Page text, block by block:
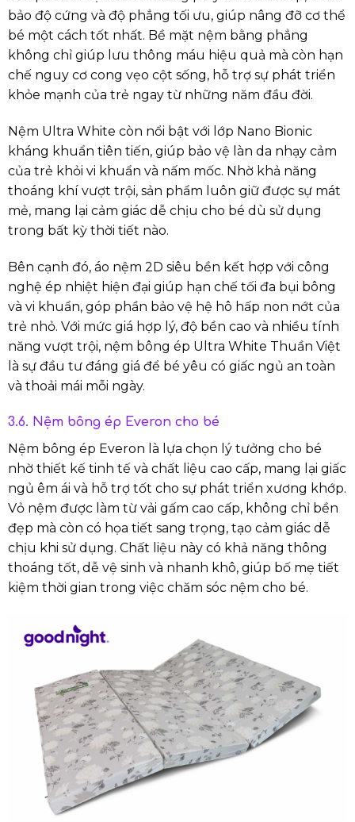
bảo độ cứng và độ phẳng tối ưu, giúp nâng đỡ cơ thể
bé một cách tốt nhất. Bề mặt nệm bằng phẳng
không chỉ giúp lưu thông máu hiệu quả mà còn hạn
chế nguy cơ cong vẹo cột sống, hỗ trợ sự phát triển
khỏe mạnh của trẻ ngay từ những năm đầu đời.
Nệm Ultra White còn nổi bật với lớp Nano Bionic
kháng khuẩn tiên tiến, giúp bảo vệ làn da nhạy cảm
của trẻ khỏi vi khuẩn và nấm mốc. Nhờ khả năng
thoáng khí vượt trội, sản phẩm luôn giữ được sự mát
mẻ, mang lại cảm giác dễ chịu cho bé dù sử dụng
trong bất kỳ thời tiết nào.
Bên cạnh đó, áo nệm 2D siêu bền kết hợp với công
nghệ ép nhiệt hiện đại giúp hạn chế tối đa bụi bông
và vi khuẩn, góp phần bảo vệ hệ hô hấp non nớt của
trẻ nhỏ. Với mức giá hợp lý, độ bền cao và nhiều tính
năng vượt trội, nệm bông ép Ultra White Thuần Việt
là sự đầu tư đáng giá để bé yêu có giấc ngủ an toàn
và thoải mái mỗi ngày.
3.6. Nệm bông ép Everon cho bé
Nệm bông ép Everon là lựa chọn lý tưởng cho bé
nhờ thiết kế tinh tế và chất liệu cao cấp, mang lại giấc
ngủ êm ái và hỗ trợ tốt cho sự phát triển xương khớp.
Vỏ nệm được làm từ vải gấm cao cấp, không chỉ bền
đẹp mà còn có họa tiết sang trọng, tạo cảm giác dễ
chịu khi sử dụng. Chất liệu này có khả năng thông
thoáng tốt, dễ vệ sinh và nhanh khô, giúp bố mẹ tiết
kiệm thời gian trong việc chăm sóc nệm cho bé.